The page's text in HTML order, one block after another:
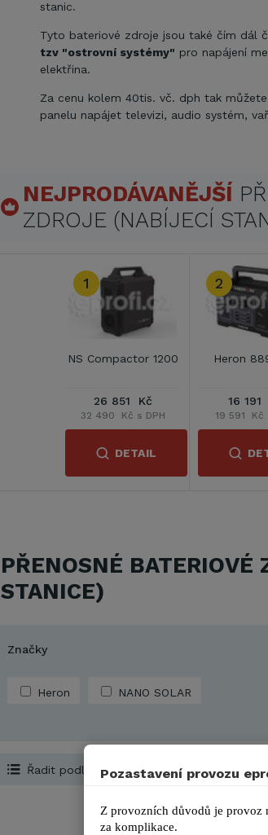
stanic.
Tyto bateriové zdroje jsou také čím dál
tzv "ostrovní systémy" pro napájení
elektřina.
Za cenu kolem 40tis. vč. dph tak
panelu napájet televizi, audio systém,
NEJPRODÁVANĚJŠÍ
ZDROJE (NABÍJECÍ
1
NS Compactor 1200
26 851 Kč
32 490 Kč s DPH
DETAIL
2
Heron
16 191
19 591 Kč
PŘENOSNÉ
STANICE)
Značky
Heron NANO SOLAR
Řadit podle...Pozastavení provozu
Z provozních důvodů je provoz
za komplikace.